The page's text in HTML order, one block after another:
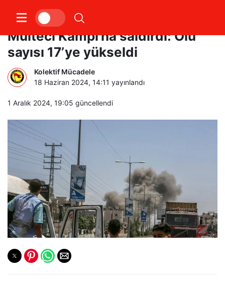
Siyonist İsrail’den Nusayrat
Mülteci Kampı’na saldırdı: Ölü
sayısı 17’ye yükseldi
Kolektif Mücadele
18 Haziran 2024, 14:11 yayınlandı
1 Aralık 2024, 19:05 güncellendi